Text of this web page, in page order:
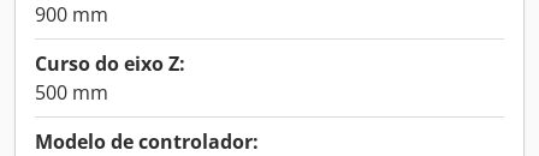
900 mm
Curso do eixo Z:
500 mm
Modelo de controlador: